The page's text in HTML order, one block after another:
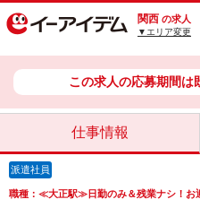
関西 の求人
▼エリア変更
この求人の応募期間は
仕事情報
派遣社員
職種：≪大正駅≫日勤のみ＆残業ナシ！お